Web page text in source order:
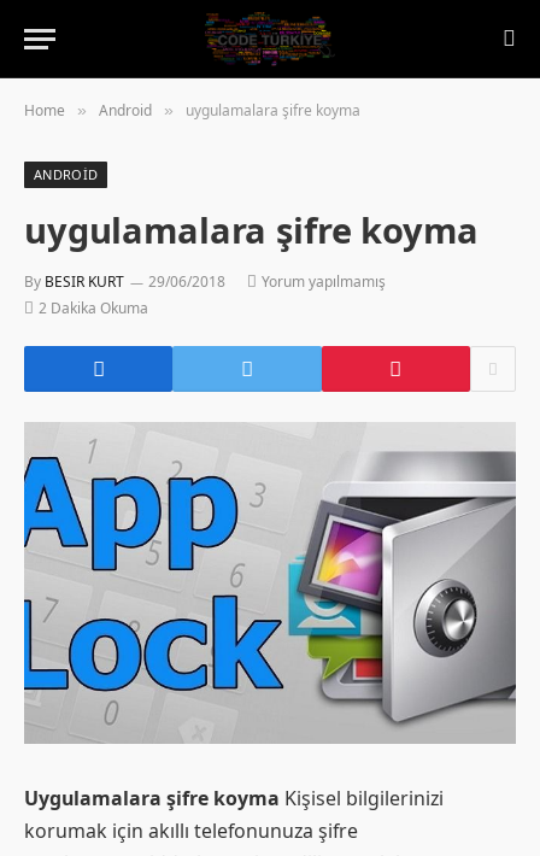
Home » Android » uygulamalara şifre koyma
ANDROID
uygulamalara şifre koyma
By BESIR KURT 29/06/2018
Yorum yapılmamış
2 Dakika Okuma
Uygulamalara şifre koyma Kişisel bilgilerinizi
korumak için akıllı telefonunuza şifre